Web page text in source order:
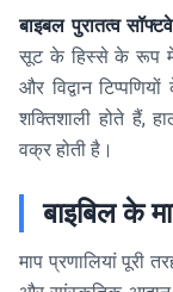
बाइबल पुरातत्व
सूट के हिस्से के रूप में
और विद्वान
शक्तिशाली होते हैं,
वक्र होती है।
बाइबिल के
माप प्रणालियां पूरी